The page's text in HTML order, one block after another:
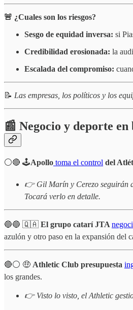
🚨 ¿Cuales son los riesgos?
Sesgo de equidad inversa: si
Credibilidad erosionada: la
Escalada del compromiso:
📝 Las empresas, los políticos y los
📰 Negocio y deporte en
⚪️🔴 🕹️Apollo toma el control del
👉 Gil Marín y Cerezo seguirán
Tocará verlo en detalle.
🔵🔵 🇶🇦 El grupo catarí JTA
azulón y otro paso en la expansión del
🔴⚪️ 🤑 Athletic Club presupuesta
los grandes.
👉 Visto lo visto, el Athletic